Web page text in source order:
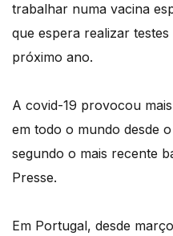
trabalhar numa vacina
que espera realizar
próximo ano.
A covid-19 provocou
em todo o mundo desde
segundo o mais recente
Presse.
Em Portugal, desde